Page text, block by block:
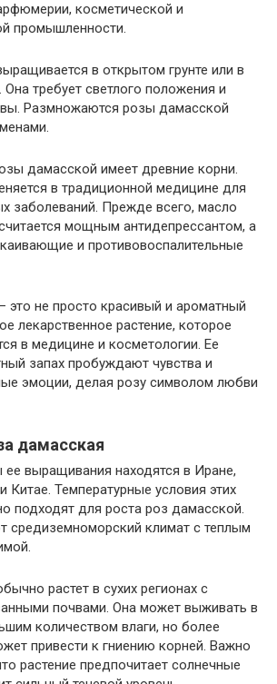
косметической и
промышленности.
в открытом грунте или в
требует светлого положения и
Размножаются розы дамасской
дамасской имеет древние корни.
в традиционной медицине для
заболеваний. Прежде всего, масло
мощным антидепрессантом, а
и противовоспалительные
это не просто красивый и ароматный
лекарственное растение, которое
в медицине и косметологии. Ее
запах пробуждают чувства и
эмоции, делая розу символом любви
дамасская
выращивания находятся в Иране,
Китае. Температурные условия этих
подходят для роста роз дамасской.
средиземноморский климат с теплым
растет в сухих регионах с
почвами. Она может выживать в
количеством влаги, но более
привести к гниению корней. Важно
растение предпочитает солнечные